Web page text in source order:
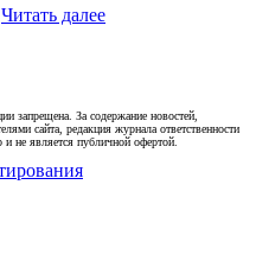
Читать далее
запрещена. За содержание новостей,
сайта, редакция журнала ответственности
и не является публичной офертой.